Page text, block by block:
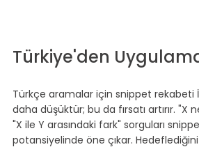
Türkiye'den
Türkçe aramalar için snippet rekabeti
daha düşüktür; bu da fırsatı artırır. "X
"X ile Y arasındaki fark" sorguları
potansiyelinde öne çıkar.